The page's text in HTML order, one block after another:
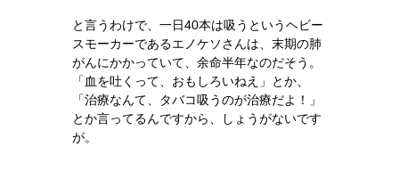
と言うわけで、一日40本は吸うというヘビー
スモーカーであるエノケソさんは、末期の肺
がんにかかっていて、余命半年なのだそう。
「血を吐くって、おもしろいねえ」とか、
「治療なんて、タバコ吸うのが治療だよ！」
とか言ってるんですから、しょうがないです
が。